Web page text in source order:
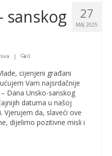
27
MAJ 2025
sanskog
| 0
cijenjeni građani
Vam najsrdačnije
Dana Unsko-sanskog
datuma u našoj
Vjerujem da, slaveći ove
dijelimo pozitivne misli i